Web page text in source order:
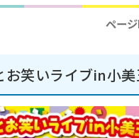
ペー
お笑いライブin小